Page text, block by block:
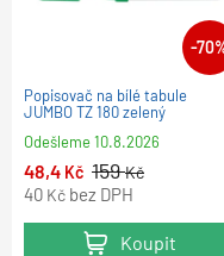
Popisovač na bílé tabule TZ 1
zelený
Odešleme10.8.2026
47Kč
38,84 Kčbez DPH
Koupit
Popisovač na bílé tabule TZ 150
zelený
Odešleme10.8.2026
60Kč
49,59 Kčbez DPH
Koupit
-
Popisovač na bílé tabule
JUMBO TZ 180 zelený
Odešleme10.8.2026
48,4 Kč 159Kč
40 Kč bez DPH
Koupit